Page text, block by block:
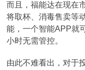
而且，福能达在现在
将取杯、消毒售卖等
能，一个智能APP就
小时无需管控。
由此不难看出，对于